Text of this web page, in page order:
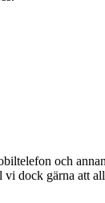
och
dock gärna att